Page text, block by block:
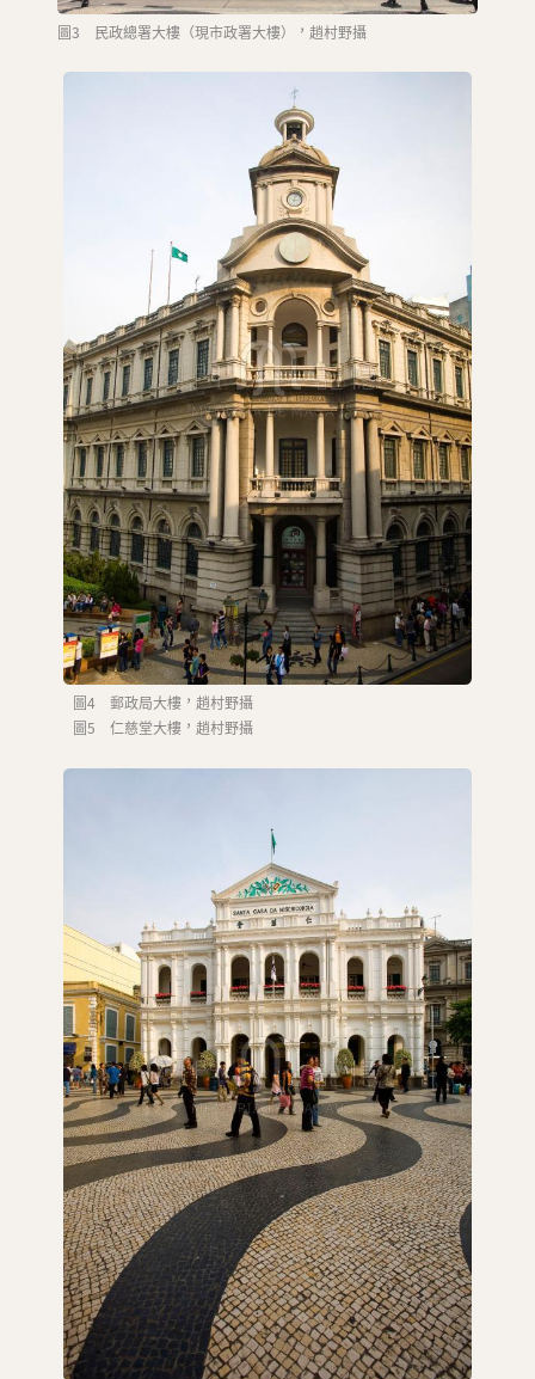
圖3 民政總署大樓（現市政署大樓），趙村野攝
圖4 郵政局大樓，趙村野攝
圖5 仁慈堂大樓，趙村野攝